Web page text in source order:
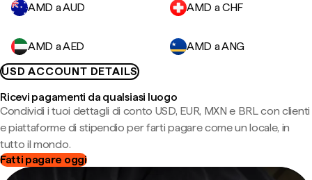
AMD a AUD AMD a CHF
AMD a AED
AMD a ANG
USD ACCOUNT DETAILS
Ricevi pagamenti da qualsiasi luogo
Condividi i tuoi dettagli di conto USD, EUR, MXN e BRL con clienti
e piattaforme di stipendio per farti pagare come un locale, in
tutto il mondo.
Fatti pagare oggi